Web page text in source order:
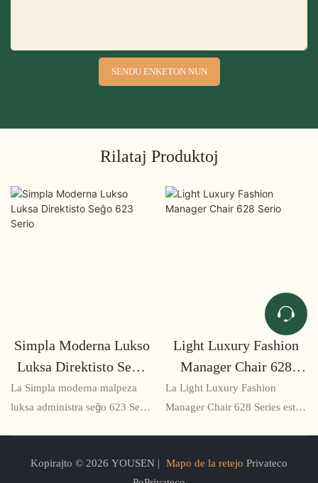
SENDU ENKETON NUN
Rilataj Produktoj
Simpla Moderna Lukso
Luksa Direktisto Seĝo
623 Serio
La Simpla moderna malpeza
luksa administra seĝo 623 Serio
administrantoj kaj ekzekutivoj.
Light Luxury Fashion
Manager Chair 628
Serio
La Light Luxury Fashion
Manager Chair 628 Series estas
stilon kaj komforton. La seĝo
Kopirajto © 2026 YOUSEN | Mapo de la retejo Privateco